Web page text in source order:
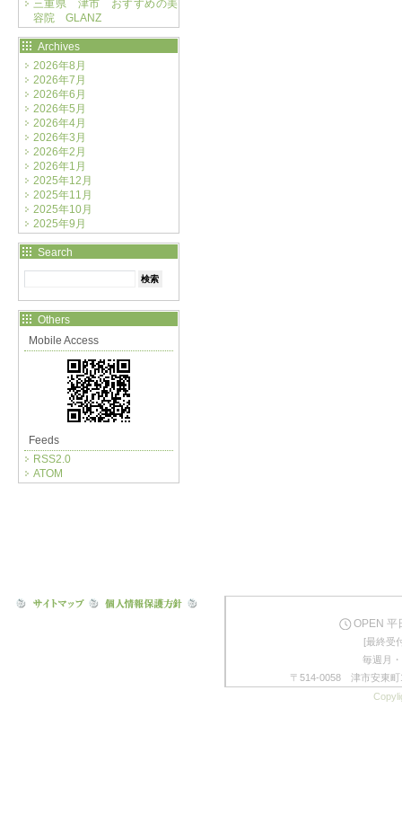
三重県 津市 おすすめの美
容院 GLANZ
Archives
2026年8月
2026年7月
2026年6月
2026年5月
2026年4月
2026年3月
2026年2月
2026年1月
2025年12月
2025年11月
2025年10月
2025年9月
Search
Others
Mobile Access
Feeds
RSS2.0
ATOM
OPEN
[最終受
毎週月
〒514-0058 津市安東町